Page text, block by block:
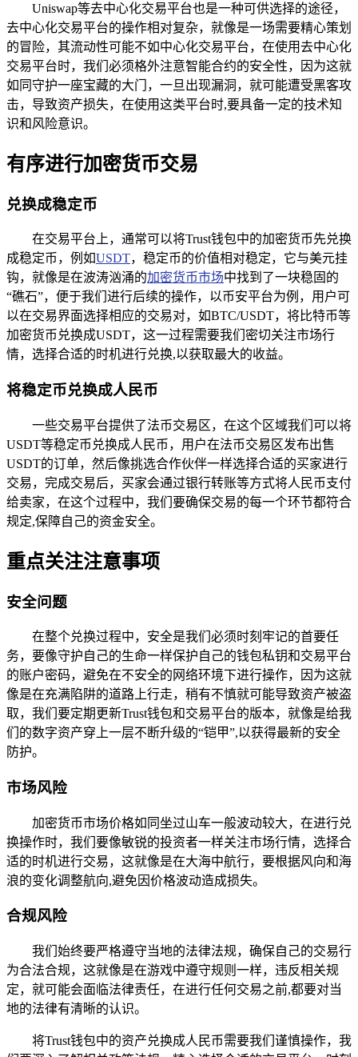
Uniswap等去中心化交易平台也是一种可供选择的途径，
去中心化交易平台的操作相对复杂，就像是一场需要精心策划
的冒险，其流动性可能不如中心化交易平台，在使用去中心化
交易平台时，我们必须格外注意智能合约的安全性，因为这就
如同守护一座宝藏的大门，一旦出现漏洞，就可能遭受黑客攻
击，导致资产损失，在使用这类平台时,要具备一定的技术知
识和风险意识。
有序进行加密货币交易
兑换成稳定币
在交易平台上，通常可以将Trust钱包中的加密货币先兑换
成稳定币，例如USDT，稳定币的价值相对稳定，它与美元挂
钩，就像是在波涛汹涌的加密货币市场中找到了一块稳固的
“礁石”，便于我们进行后续的操作，以币安平台为例，用户可
以在交易界面选择相应的交易对，如BTC/USDT，将比特币等
加密货币兑换成USDT，这一过程需要我们密切关注市场行
情，选择合适的时机进行兑换,以获取最大的收益。
将稳定币兑换成人民币
一些交易平台提供了法币交易区，在这个区域我们可以将
USDT等稳定币兑换成人民币，用户在法币交易区发布出售
USDT的订单，然后像挑选合作伙伴一样选择合适的买家进行
交易，完成交易后，买家会通过银行转账等方式将人民币支付
给卖家，在这个过程中，我们要确保交易的每一个环节都符合
规定,保障自己的资金安全。
重点关注注意事项
安全问题
在整个兑换过程中，安全是我们必须时刻牢记的首要任
务，要像守护自己的生命一样保护自己的钱包私钥和交易平台
的账户密码，避免在不安全的网络环境下进行操作，因为这就
像是在充满陷阱的道路上行走，稍有不慎就可能导致资产被盗
取，我们要定期更新Trust钱包和交易平台的版本，就像是给我
们的数字资产穿上一层不断升级的“铠甲”,以获得最新的安全
防护。
市场风险
加密货币市场价格如同坐过山车一般波动较大，在进行兑
换操作时，我们要像敏锐的投资者一样关注市场行情，选择合
适的时机进行交易，这就像是在大海中航行，要根据风向和海
浪的变化调整航向,避免因价格波动造成损失。
合规风险
我们始终要严格遵守当地的法律法规，确保自己的交易行
为合法合规，这就像是在游戏中遵守规则一样，违反相关规
定，就可能会面临法律责任，在进行任何交易之前,都要对当
地的法律有清晰的认识。
将Trust钱包中的资产兑换成人民币需要我们谨慎操作，我